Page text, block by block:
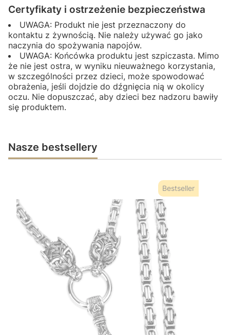
Certyfikaty i ostrzeżenie bezpieczeństwa
UWAGA: Produkt nie jest przeznaczony do
kontaktu z żywnością. Nie należy używać go jako
naczynia do spożywania napojów.
UWAGA: Końcówka produktu jest szpiczasta. Mimo
że nie jest ostra, w wyniku nieuważnego korzystania,
w szczególności przez dzieci, może spowodować
obrażenia, jeśli dojdzie do dźgnięcia nią w okolicy
oczu. Nie dopuszczać, aby dzieci bez nadzoru bawiły
się produktem.
Nasze bestsellery
Bestseller